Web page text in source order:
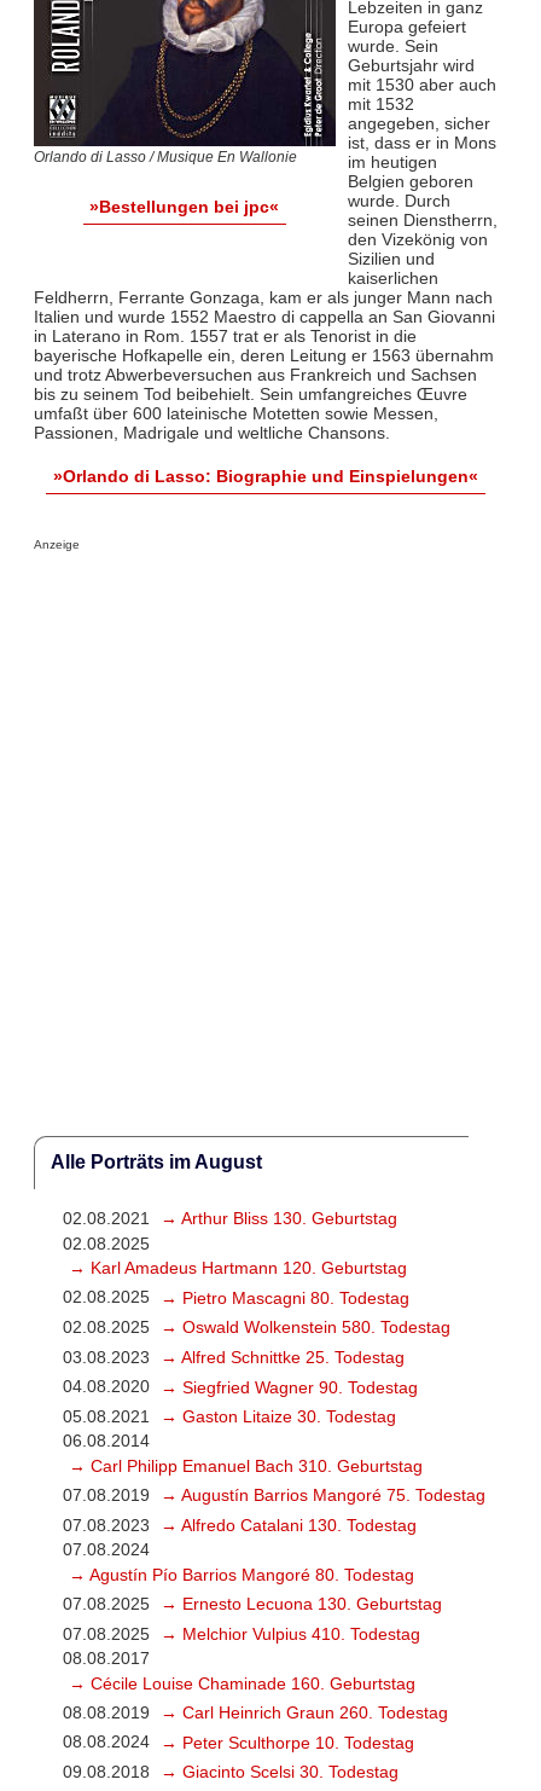
Orlando di Lasso / Musique En Wallonie
»Bestellungen bei jpc«
Lebzeiten in ganz
Europa gefeiert
wurde. Sein
Geburtsjahr wird
mit 1530 aber auch
mit 1532
angegeben, sicher
ist, dass er in Mons
im heutigen
Belgien geboren
wurde. Durch
seinen Dienstherrn,
den Vizekönig von
Sizilien und
kaiserlichen
Feldherrn, Ferrante Gonzaga, kam er als junger Mann nach
Italien und wurde 1552 Maestro di cappella an San Giovanni
in Laterano in Rom. 1557 trat er als Tenorist in die
bayerische Hofkapelle ein, deren Leitung er 1563 übernahm
und trotz Abwerbeversuchen aus Frankreich und Sachsen
bis zu seinem Tod beibehielt. Sein umfangreiches Œuvre
umfaßt über 600 lateinische Motetten sowie Messen,
Passionen, Madrigale und weltliche Chansons.
»Orlando di Lasso: Biographie und Einspielungen«
Anzeige
Alle Porträts im August
02.08.2021
→ Arthur Bliss 130. Geburtstag
02.08.2025
→ Karl Amadeus Hartmann 120. Geburtstag
02.08.2025
→ Pietro Mascagni 80. Todestag
02.08.2025
→ Oswald Wolkenstein 580. Todestag
03.08.2023
→ Alfred Schnittke 25. Todestag
04.08.2020
→ Siegfried Wagner 90. Todestag
05.08.2021
→ Gaston Litaize 30. Todestag
06.08.2014
→ Carl Philipp Emanuel Bach 310. Geburtstag
07.08.2019
→ Augustín Barrios Mangoré 75. Todestag
07.08.2023
→ Alfredo Catalani 130. Todestag
07.08.2024
→ Agustín Pío Barrios Mangoré 80. Todestag
07.08.2025
→ Ernesto Lecuona 130. Geburtstag
07.08.2025
→ Melchior Vulpius 410. Todestag
08.08.2017
→ Cécile Louise Chaminade 160. Geburtstag
08.08.2019
→ Carl Heinrich Graun 260. Todestag
08.08.2024
→ Peter Sculthorpe 10. Todestag
09.08.2018
→ Giacinto Scelsi 30. Todestag